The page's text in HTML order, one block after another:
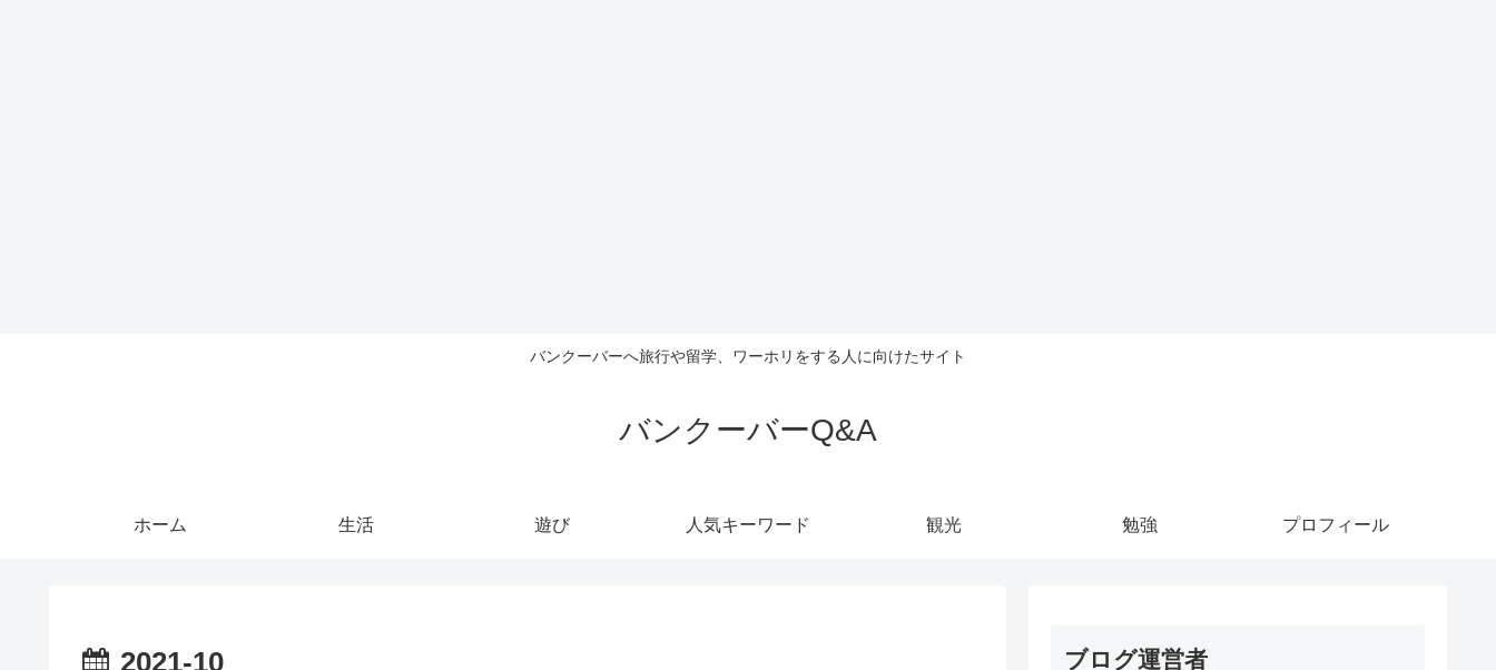
バンクーバーへ旅行や留学、ワーホリをする人に向けたサイト
バンクーバーQ&A
ホーム 生活 遊び 人気キーワード 観光 勉強 プロフィール
2021-10 ブログ運営者